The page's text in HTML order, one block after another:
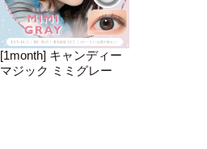
[1month] キャンディー
マジック ミミグレー